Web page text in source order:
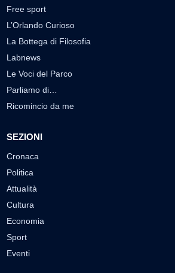
Free sport
L’Orlando Curioso
La Bottega di Filosofia
Labnews
Le Voci del Parco
Parliamo di…
Ricomincio da me
SEZIONI
Cronaca
Politica
Attualità
Cultura
Economia
Sport
Eventi